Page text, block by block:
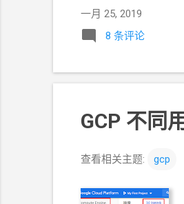
一月 25, 2019
8 条评论
GCP 不同
查看相关主题: gcp